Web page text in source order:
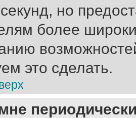
но
более
это сделать.